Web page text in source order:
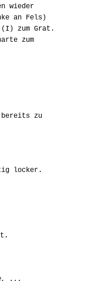
wieder
an Fels)
zum Grat.
zum
bereits zu
locker.
...